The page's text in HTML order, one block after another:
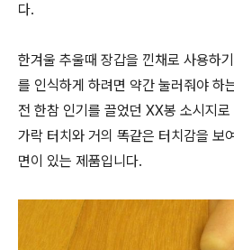
다.
한겨울 추울때 장갑을 낀채로 사용하
를 인식하게 하려면 약간 눌러줘야 하
전 한참 인기를 끌었던 XX봉 소시지
가락 터치와 거의 똑같은 터치감을 보
면이 있는 제품입니다.